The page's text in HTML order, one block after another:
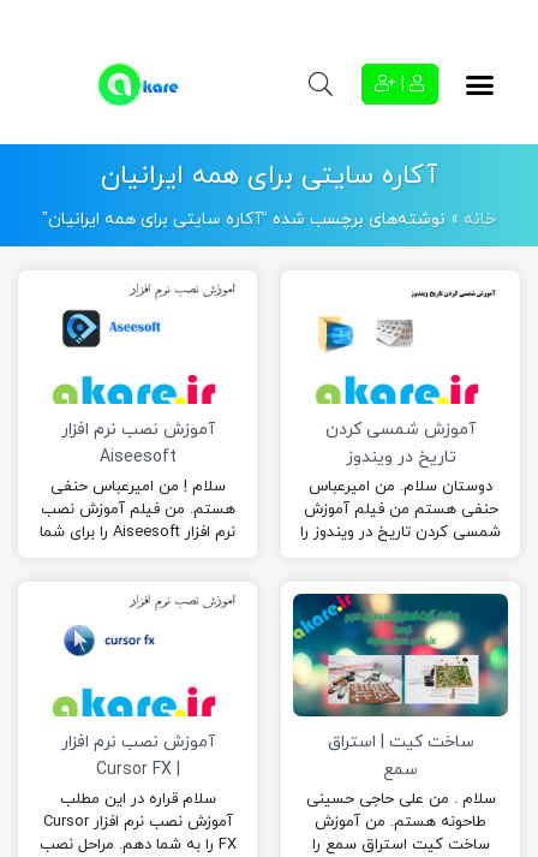
آکاره سایتی برای همه ایرانیان
خانه » نوشته‌های برچسب شده “آکاره سایتی برای همه ایرانیان”
آموزش شمسی کردن
تاریخ در ویندوز
دوستان سلام. من امیرعباس
حنفی هستم من فیلم آموزش
شمسی کردن تاریخ در ویندوز را
آموزش نصب نرم افزار
Aiseesoft
سلام ! من امیرعباس حنفی
هستم. من فیلم آموزش نصب
نرم افزار Aiseesoft را برای شما
ساخت کیت | استراق
سمع
سلام . من علی حاجی حسینی
طاحونه هستم. من آموزش
ساخت کیت استراق سمع را
آموزش نصب نرم افزار
| Cursor FX
سلام قراره در این مطلب
آموزش نصب نرم افزار Cursor
FX را به شما دهم. مراحل نصب